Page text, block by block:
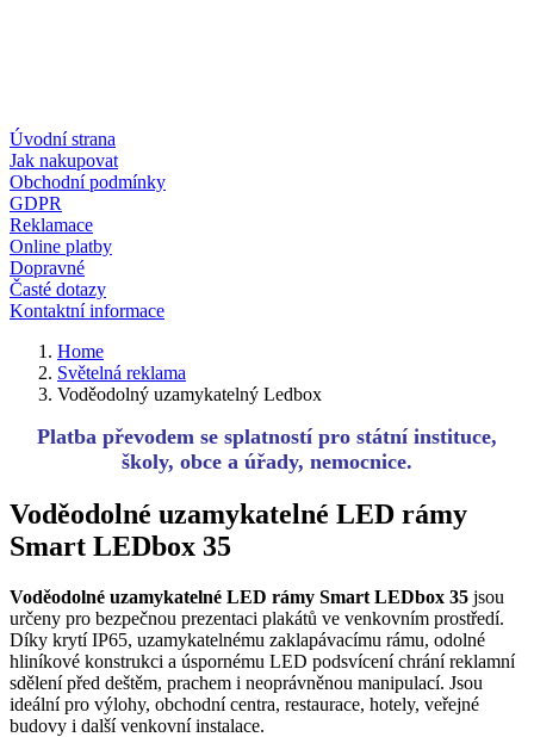
Úvodní strana
Jak nakupovat
Obchodní podmínky
GDPR
Reklamace
Online platby
Dopravné
Časté dotazy
Kontaktní informace
Home
Světelná reklama
Voděodolný uzamykatelný Ledbox
Platba převodem se splatností pro státní instituce,
školy, obce a úřady, nemocnice.
Voděodolné uzamykatelné LED rámy
Smart LEDbox 35
Voděodolné uzamykatelné LED rámy Smart LEDbox 35 jsou
určeny pro bezpečnou prezentaci plakátů ve venkovním prostředí.
Díky krytí IP65, uzamykatelnému zaklapávacímu rámu, odolné
hliníkové konstrukci a úspornému LED podsvícení chrání reklamní
sdělení před deštěm, prachem i neoprávněnou manipulací. Jsou
ideální pro výlohy, obchodní centra, restaurace, hotely, veřejné
budovy i další venkovní instalace.